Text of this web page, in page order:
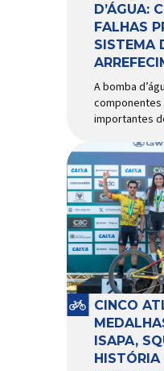
D’ÁGUA:
FALHAS
SISTEMA
A bomba
componentes
importantes
garantir a
do líquido de
entre motor,
controlando
operação e
trabalhar
enquanto o
d’água exige
CINCO
ISAPA,
HISTÓRIA